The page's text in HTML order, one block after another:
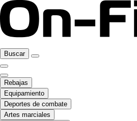
Buscar
Rebajas
Equipamiento
Deportes de combate
Artes marciales